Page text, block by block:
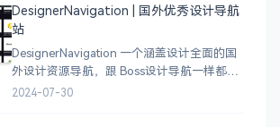
DesignerNavigation | 国外优秀设计导航
站
DesignerNavigation 一个涵盖设计全面的国
外设计资源导航，跟 Boss设计导航一样都是
分门别类的划分设计灵感、资讯、UI 资源、
2024-07-30